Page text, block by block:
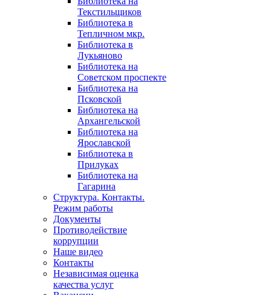
Текстильщиков
Библиотека в
Тепличном мкр.
Библиотека в
Лукьяново
Библиотека на
Советском проспекте
Библиотека на
Псковской
Библиотека на
Архангельской
Библиотека на
Ярославской
Библиотека в
Прилуках
Библиотека на
Гагарина
Структура. Контакты.
Режим работы
Документы
Противодействие
коррупции
Наше видео
Контакты
Независимая оценка
качества услуг